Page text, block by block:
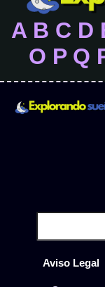
A B C D
O P Q
Aviso Legal